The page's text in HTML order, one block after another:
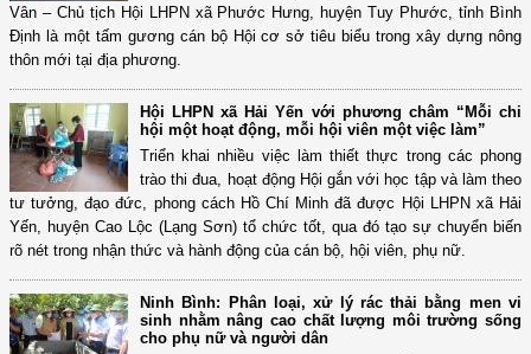
Vân – Chủ tịch Hội LHPN xã Phước Hưng, huyện Tuy Phước, tỉnh Bình
Định là một tấm gương cán bộ Hội cơ sở tiêu biểu trong xây dựng nông
thôn mới tại địa phương.
Hội LHPN xã Hải Yến với phương châm “Mỗi chi
hội một hoạt động, mỗi hội viên một việc làm”
Triển khai nhiều việc làm thiết thực trong các phong
trào thi đua, hoạt động Hội gắn với học tập và làm theo
tư tưởng, đạo đức, phong cách Hồ Chí Minh đã được Hội LHPN xã Hải
Yến, huyện Cao Lộc (Lạng Sơn) tổ chức tốt, qua đó tạo sự chuyển biến
rõ nét trong nhận thức và hành động của cán bộ, hội viên, phụ nữ.
Ninh Bình: Phân loại, xử lý rác thải bằng men vi
sinh nhằm nâng cao chất lượng môi trường sống
cho phụ nữ và người dân